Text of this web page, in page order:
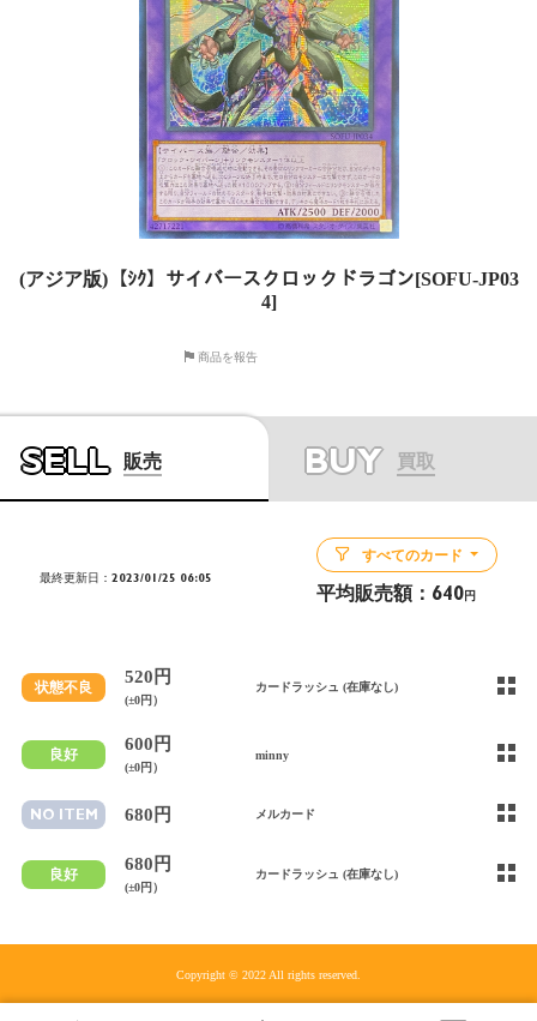
(アジア版)【ｼｸ】サイバースクロックドラゴン[SOFU-JP03
4]
商品を報告
SELL 販売 BUY 買取
最終更新日：2023/01/25 06:05
すべてのカード
平均販売額： 640円
状態不良
520円
(±0円）
カードラッシュ (在庫なし)
良好
600円
(±0円）
minny
NO ITEM 680円 メルカード
良好
680円
(±0円）
カードラッシュ (在庫なし)
Copyright © 2022 All rights reserved.